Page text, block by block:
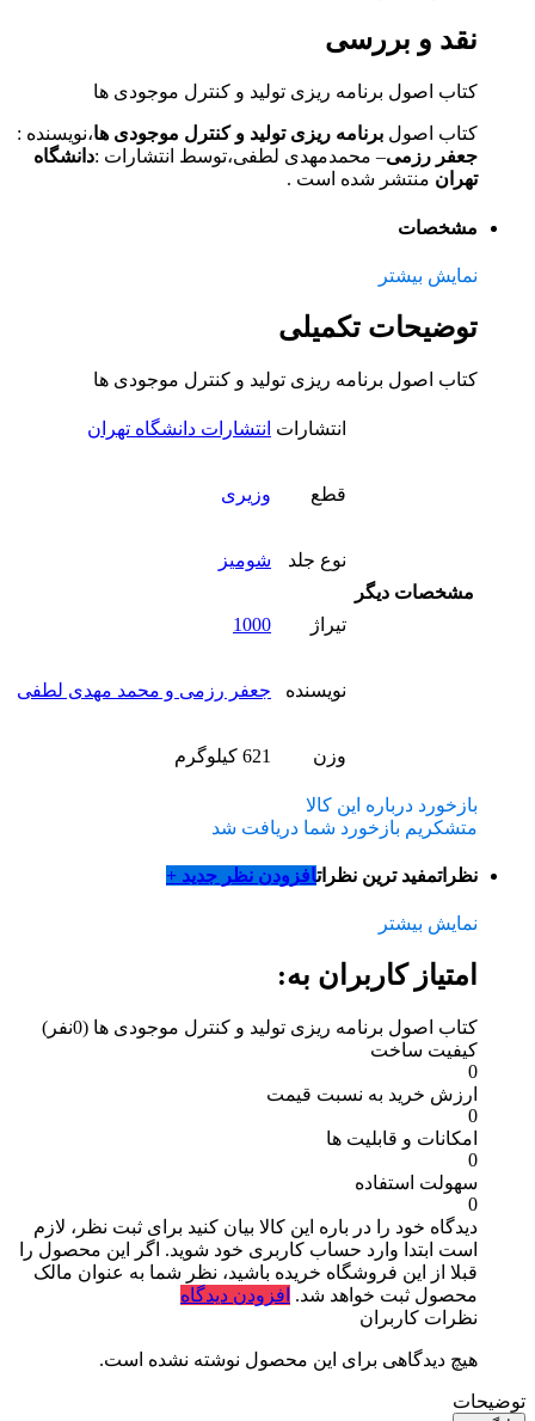
نقد و بررسی
کتاب اصول برنامه ریزی تولید و کنترل موجودی ها
کتاب اصول برنامه ریزی تولید و کنترل موجودی ها،نویسنده :
جعفر رزمی– محمدمهدی لطفی،توسط انتشارات :دانشگاه
تهران منتشر شده است .
مشخصات
نمایش بیشتر
توضیحات تکمیلی
کتاب اصول برنامه ریزی تولید و کنترل موجودی ها
مشخصات دیگر
انتشارات انتشارات دانشگاه تهران
قطع وزیری
نوع جلد شومیز
تیراژ 1000
نویسنده جعفر رزمی و محمد مهدی لطفی
وزن 621 کیلوگرم
بازخورد درباره این کالا
متشکریم بازخورد شما دریافت شد
نظراتمفید ترین نظراتافزودن نظر جدید +
نمایش بیشتر
امتیاز کاربران به:
کتاب اصول برنامه ریزی تولید و کنترل موجودی ها (0نفر)
کیفیت ساخت
0
ارزش خرید به نسبت قیمت
0
امکانات و قابلیت ها
0
سهولت استفاده
0
دیدگاه خود را در باره این کالا بیان کنید برای ثبت نظر، لازم
است ابتدا وارد حساب کاربری خود شوید. اگر این محصول را
قبلا از این فروشگاه خریده باشید، نظر شما به عنوان مالک
محصول ثبت خواهد شد. افزودن دیدگاه
نظرات کاربران
هیچ دیدگاهی برای این محصول نوشته نشده است.
توضیحات